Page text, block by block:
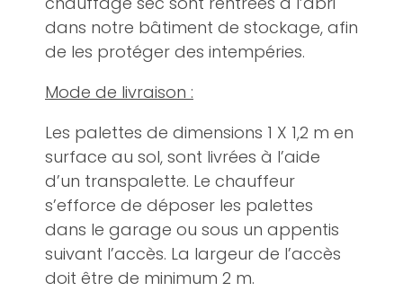
dans notre bâtiment de stockage, afin
de les protéger des intempéries.
Mode de livraison :
Les palettes de dimensions 1 X 1,2 m en
surface au sol, sont livrées à l’aide
d’un transpalette. Le chauffeur
s’efforce de déposer les palettes
dans le garage ou sous un appentis
suivant l’accès. La largeur de l’accès
doit être de minimum 2 m.